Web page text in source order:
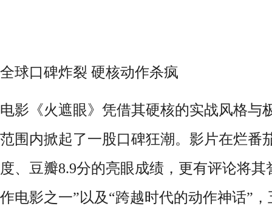
全球口碑炸裂 硬核动作杀疯
电影《火遮眼》凭借其硬核的实战风格与
范围内掀起了一股口碑狂潮。影片在烂番
度、豆瓣8.9分的亮眼成绩，更有评论将其
作电影之一”以及“跨越时代的动作神话”